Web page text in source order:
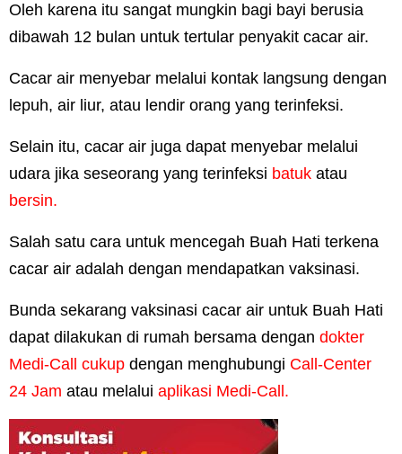
Oleh karena itu sangat mungkin bagi bayi berusia
dibawah 12 bulan untuk tertular penyakit cacar air.
Cacar air menyebar melalui kontak langsung dengan
lepuh, air liur, atau lendir orang yang terinfeksi.
Selain itu, cacar air juga dapat menyebar melalui
udara jika seseorang yang terinfeksi batuk atau
bersin.
Salah satu cara untuk mencegah Buah Hati terkena
cacar air adalah dengan mendapatkan vaksinasi.
Bunda sekarang vaksinasi cacar air untuk Buah Hati
dapat dilakukan di rumah bersama dengan dokter
Medi-Call cukup dengan menghubungi Call-Center
24 Jam atau melalui aplikasi Medi-Call.